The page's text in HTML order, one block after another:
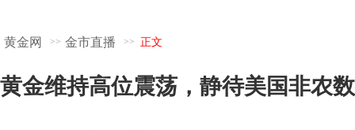
黄金网 >> 金市直播 >> 正文
黄金维持高位震荡，静待美国非农